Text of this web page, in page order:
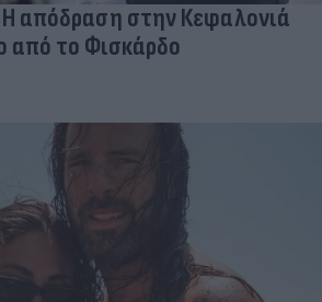
απόδραση στην Κεφαλονιά
από το Φισκάρδο